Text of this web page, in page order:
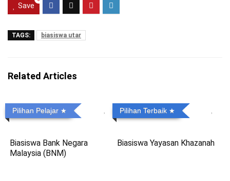
Save
TAGS: biasiswa utar
Related Articles
Pilihan Pelajar
Biasiswa Bank Negara
Malaysia (BNM)
Pilihan Terbaik
Biasiswa Yayasan Khazanah